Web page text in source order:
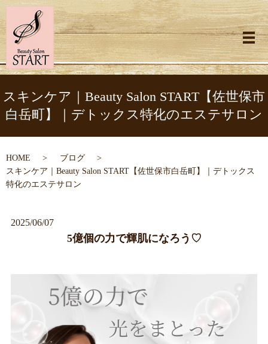
メ
スキンケア｜Beauty Salon START【佐世保市
白岳町】｜デトックス特化のエステサロン
HOME
ブログ
スキンケア｜Beauty Salon START【佐世保市白岳町】｜デトックス
特化のエステサロン
2025/06/07
5億個の力で輝肌になろう♡